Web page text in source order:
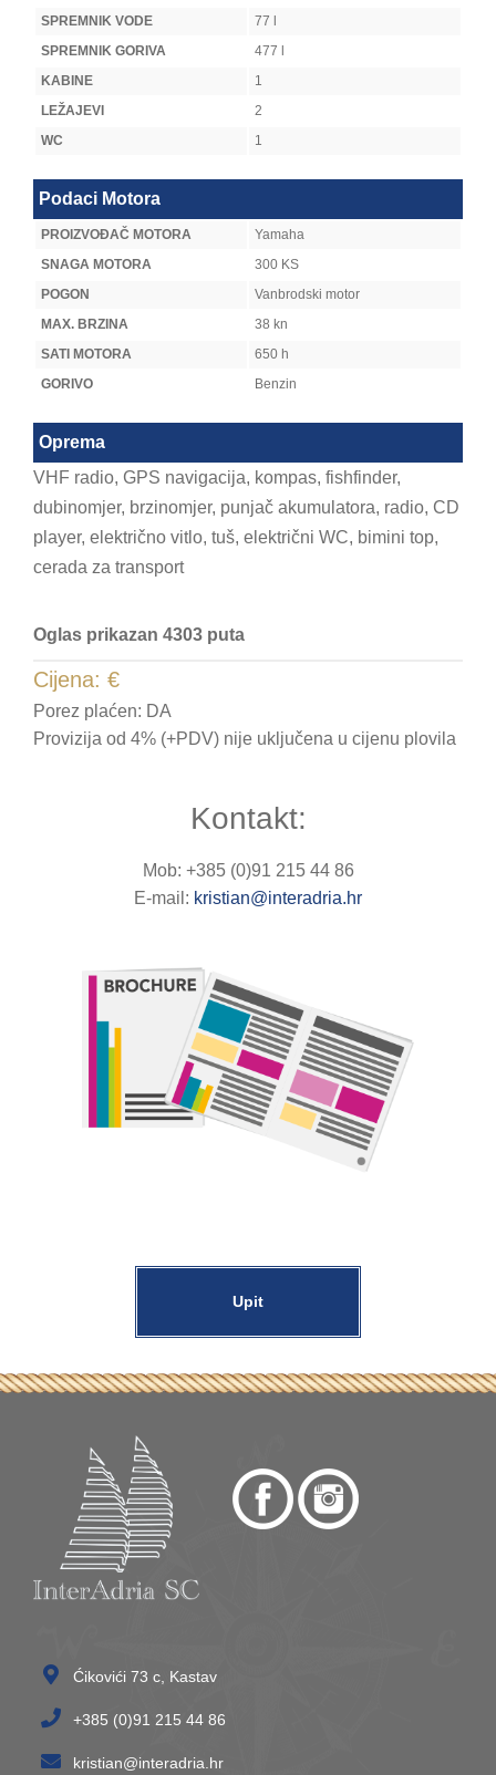
SPREMNIK VODE
77 l
SPREMNIK GORIVA
477 l
KABINE
1
LEŽAJEVI
2
WC
1
Podaci Motora
PROIZVOĐAČ MOTORA
Yamaha
SNAGA MOTORA
300 KS
POGON
Vanbrodski motor
MAX. BRZINA
38 kn
SATI MOTORA
650 h
GORIVO
Benzin
Oprema
VHF radio, GPS navigacija, kompas, fishfinder,
dubinomjer, brzinomjer, punjač akumulatora, radio, CD
player, električno vitlo, tuš, električni WC, bimini top,
cerada za transport
Oglas prikazan 4303 puta
Cijena: €
Porez plaćen: DA
Provizija od 4% (+PDV) nije uključena u cijenu plovila
Kontakt:
Mob: +385 (0)91 215 44 86
E-mail: kristian@interadria.hr
Upit
Ćikovići 73 c, Kastav
+385 (0)91 215 44 86
kristian@interadria.hr